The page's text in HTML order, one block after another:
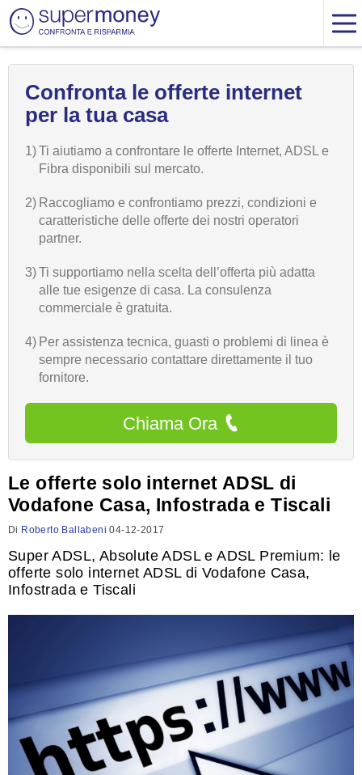
Confronta le offerte internet
per la tua casa
1)Ti aiutiamo a confrontare le offerte Internet, ADSL e
Fibra disponibili sul mercato.
2) Raccogliamo e confrontiamo prezzi, condizioni e
caratteristiche delle offerte dei nostri operatori
partner.
3)Ti supportiamo nella scelta dell’offerta più adatta
alle tue esigenze di casa. La consulenza
commerciale è gratuita.
4) Per assistenza tecnica, guasti o problemi di linea è
sempre necessario contattare direttamente il tuo
fornitore.
Chiama Ora
Le offerte solo internet ADSL di
Vodafone Casa, Infostrada e Tiscali
Di Roberto Ballabeni 04-12-2017
Super ADSL, Absolute ADSL e ADSL Premium: le
offerte solo internet ADSL di Vodafone Casa,
Infostrada e Tiscali